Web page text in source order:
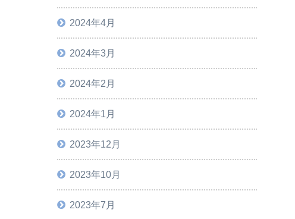
2024年4月
2024年3月
2024年2月
2024年1月
2023年12月
2023年10月
2023年7月